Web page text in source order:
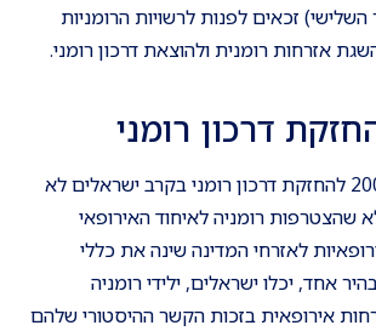
זכאים לפנות לרשויות הרומניות
אזרחות רומנית ולהוצאת דרכון רומני.
דרכון רומני
כאמור, עד שנת 2007 להחזקת דרכון רומני בקרב ישראלים לא
שהצטרפות רומניה לאיחוד האירופאי
לאזרחי המדינה שינה את כללי
אחד, יכלו ישראלים, ילידי רומניה
אירופאית בזכות הקשר ההיסטורי שלהם